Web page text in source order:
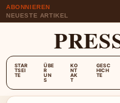
ABONNIEREN
NEUESTE ARTIKEL
STAR
TSEI
TE
ÜBE
R
UN
S
KO
NT
AK
T
GESC
HICH
TE